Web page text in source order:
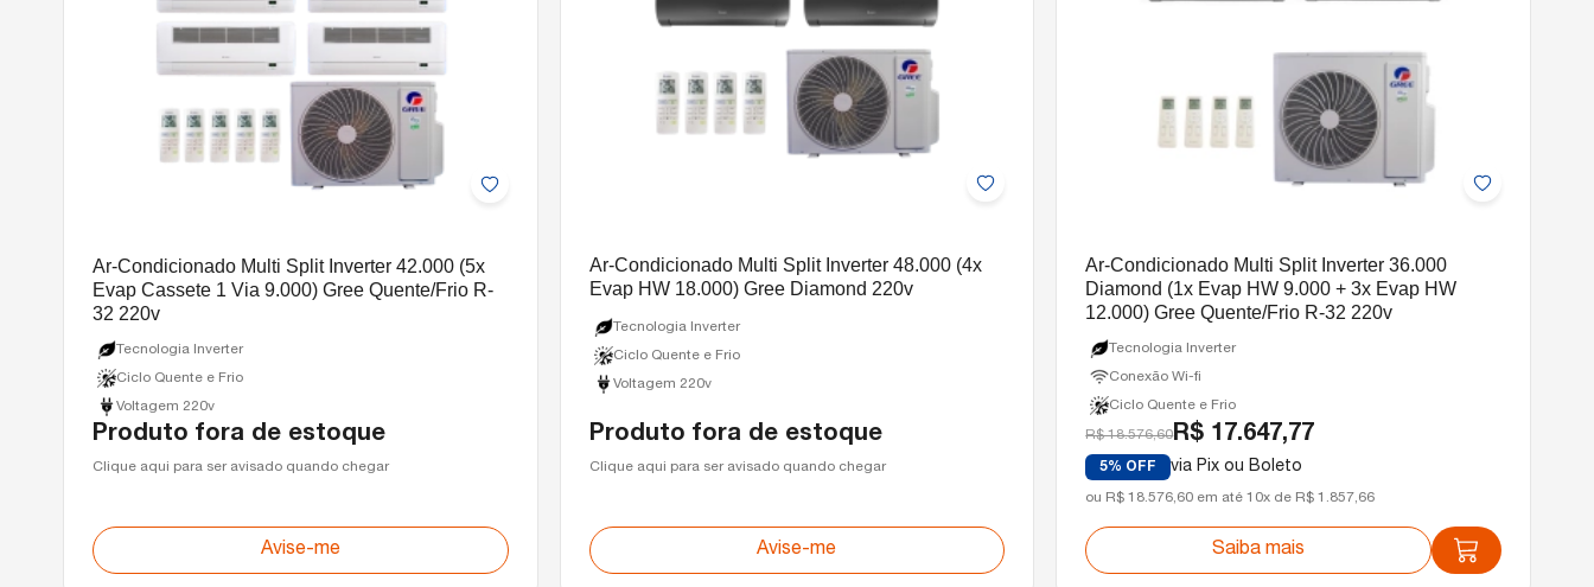
Ar-Condicionado Multi Split Inverter 42.000 (5x
Evap Cassete 1 Via 9.000) Gree Quente/Frio R-
32 220v
Tecnologia Inverter
Ciclo Quente e Frio
Voltagem 220v
Produto fora de estoque
Clique aqui para ser avisado quando chegar
Avise-me
Ar-Condicionado Multi Split Inverter 48.000 (4x
Evap HW 18.000) Gree Diamond 220v
Tecnologia Inverter
Ciclo Quente e Frio
Voltagem 220v
Produto fora de estoque
Clique aqui para ser avisado quando chegar
Avise-me
Ar-Condicionado Multi Split Inverter 36.000
Diamond (1x Evap HW 9.000 + 3x Evap HW
12.000) Gree Quente/Frio R-32 220v
Tecnologia Inverter
Conexão Wi-fi
Ciclo Quente e Frio
R$ 18.576,60R$ 17.647,77
5% OFF via Pix ou Boleto
ou R$ 18.576,60 em até 10x de R$ 1.857,66
Saiba mais